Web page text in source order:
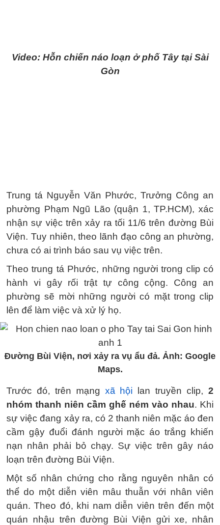
Video: Hỗn chiến náo loạn ở phố Tây tại Sài
Gòn
Trung tá Nguyễn Văn Phước, Trưởng Công an
phường Phạm Ngũ Lão (quận 1, TP.HCM), xác
nhận sự việc trên xảy ra tối 11/6 trên đường Bùi
Viện. Tuy nhiên, theo lãnh đạo công an phường,
chưa có ai trình báo sau vụ việc trên.
Theo trung tá Phước, những người trong clip có
hành vi gây rối trật tự công cộng. Công an
phường sẽ mời những người có mặt trong clip
lên để làm việc và xử lý họ.
Đường Bùi Viện, nơi xảy ra vụ ẩu đả. Ảnh: Google
Maps.
Trước đó, trên mạng xã hội lan truyền clip,2
nhóm thanh niên cầm ghế ném vào nhau. Khi
sự việc đang xảy ra, có 2 thanh niên mặc áo đen
cầm gậy đuổi đánh người mặc áo trắng khiến
nạn nhân phải bỏ chạy. Sự việc trên gây náo
loạn trên đường Bùi Viện.
Một số nhân chứng cho rằng nguyên nhân có
thể do một diễn viên mâu thuẫn với nhân viên
quán. Theo đó, khi nam diễn viên trên đến một
quán nhậu trên đường Bùi Viện gửi xe, nhân